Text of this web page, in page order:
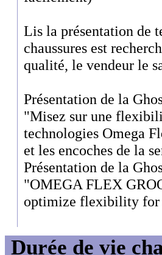
Lis la présentation de
chaussures est
qualité, le vendeur le
Présentation de la
"Misez sur une
technologies Omega
et les encoches de la
Présentation de la
"OMEGA FLEX
optimize flexibility for
Durée de vie